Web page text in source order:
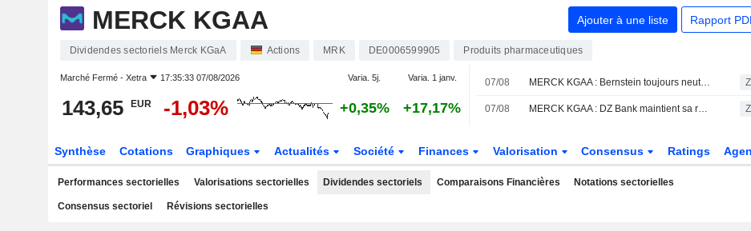
MERCK KGAA Ajouter à une liste Rapport
Dividendes sectoriels Merck KGaA Actions MRK DE0006599905 Produits pharmaceutiques
Marché Fermé - Xetra 17:35:33 07/08/2026 Varia. 5j. Varia. 1 janv.
143,65 EUR -1,03% +0,35% +17,17%
07/08 MERCK KGAA : Bernstein toujours neutre sur le dossier
07/08 MERCK KGAA : DZ Bank maintient sa recommandation à l'achat
Synthèse Cotations Graphiques Actualités Société Finances Valorisation Consensus Ratings
Performances sectorielles Valorisations sectorielles Dividendes sectoriels Comparaisons Financières Notations sectorielles
Consensus sectoriel Révisions sectorielles